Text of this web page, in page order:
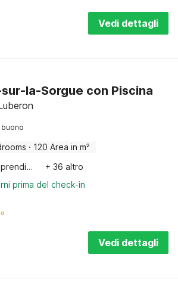
Vedi dettagli
la-Sorgue con Piscina
· 120 Area in m²
Lettini prendisole
+ 36 altro
prima del check-in
Vedi dettagli